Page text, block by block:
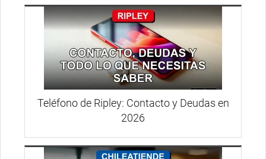
Teléfono de Ripley: Contacto y Deudas en
2026